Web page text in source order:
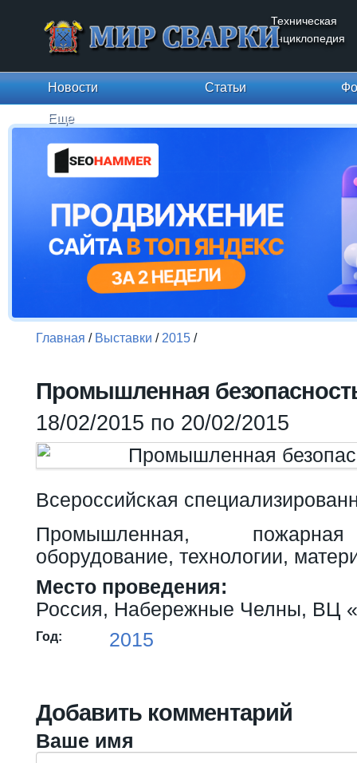
Техническая
энциклопедия
Новости Статьи
Еще
Главная / Выставки / 2015 /
Промышленная
18/02/2015 по 20/02/2015
Всероссийская
Промышленная, пожарная
оборудование, технологии,
Место проведения:
Россия, Набережные Челны,
Год: 2015
Добавить комментарий
Ваше имя